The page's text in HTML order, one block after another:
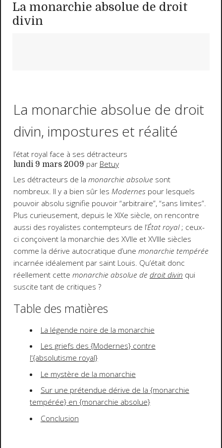
La monarchie absolue de droit
divin
La monarchie absolue de droit
divin, impostures et réalité
l’état royal face à ses détracteurs
lundi 9 mars 2009 par Betuy
Les détracteurs de la monarchie absolue sont
nombreux. Il y a bien sûr les Modernes pour lesquels
pouvoir absolu signifie pouvoir “arbitraire”, “sans limites”.
Plus curieusement, depuis le XIXe siècle, on rencontre
aussi des royalistes contempteurs de l’État royal; ceux-
ci conçoivent la monarchie des XVIIe et XVIIIe siècles
comme la dérive autocratique d’une monarchie tempérée
incarnée idéalement par saint Louis. Qu’était donc
réellement cette monarchie absolue de droit divin qui
suscite tant de critiques ?
Table des matières
La légende noire de la monarchie
Les griefs des {Modernes} contre
l'{absolutisme royal}
Le mystère de la monarchie
Sur une prétendue dérive de la {monarchie
tempérée} en {monarchie absolue}
Conclusion